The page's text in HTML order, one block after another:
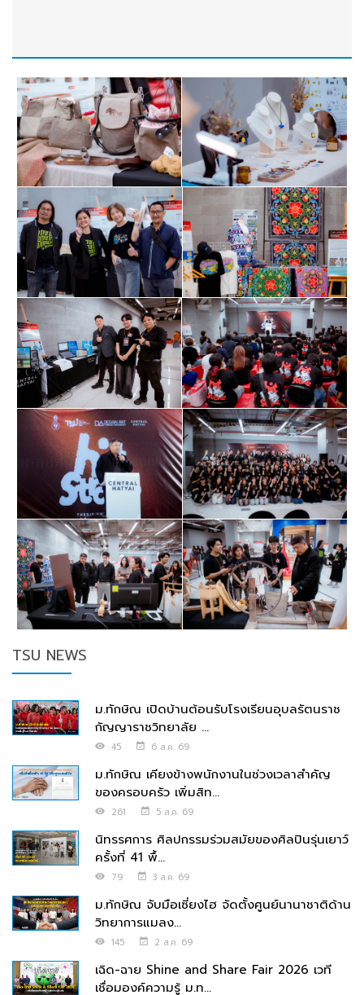
TSU NEWS
ม.ทักษิณ เปิดบ้านต้อนรับโรงเรียนอุบลรัตนราช
กัญญาราชวิทยาลัย ...
45 6 ส.ค. 69
ม.ทักษิณ เคียงข้างพนักงานในช่วงเวลาสำคัญ
ของครอบครัว เพิ่มสิท...
261 5 ส.ค. 69
นิทรรศการ ศิลปกรรมร่วมสมัยของศิลปินรุ่นเยาว์
ครั้งที่ 41 พื้...
79 3 ส.ค. 69
ม.ทักษิณ จับมือเซี่ยงไฮ จัดตั้งศูนย์นานาชาติด้าน
วิทยาการแมลง...
145 2 ส.ค. 69
เฉิด-ฉาย Shine and Share Fair 2026 เวที
เชื่อมองค์ความรู้ ม.ท...